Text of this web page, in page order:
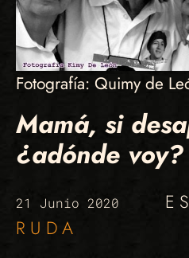
Fotografía: Quimy de
Mamá, si
¿adónde voy?
21 Junio 2020
RUDA